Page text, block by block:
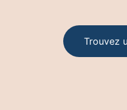
Trouvez